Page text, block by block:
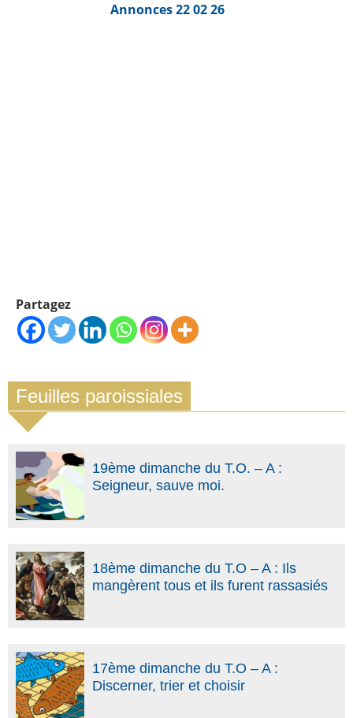
Annonces 22 02 26
Partagez
Feuilles paroissiales
19ème dimanche du T.O. – A :
Seigneur, sauve moi.
18ème dimanche du T.O – A : Ils
mangèrent tous et ils furent rassasiés
17ème dimanche du T.O – A :
Discerner, trier et choisir